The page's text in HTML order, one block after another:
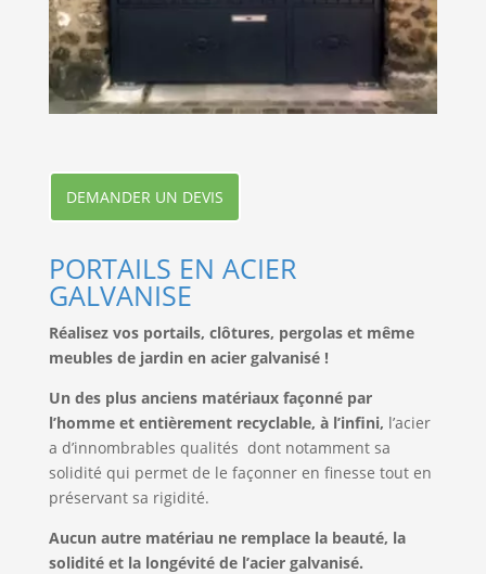
DEMANDER UN DEVIS
PORTAILS EN ACIER
GALVANISE
Réalisez vos portails, clôtures, pergolas et même
meubles de jardin en acier galvanisé !
Un des plus anciens matériaux façonné par
l’homme et entièrement recyclable, à l’infini, l’acier
a d’innombrables qualités dont notamment sa
solidité qui permet de le façonner en finesse tout en
préservant sa rigidité.
Aucun autre matériau ne remplace la beauté, la
solidité et la longévité de l’acier galvanisé.